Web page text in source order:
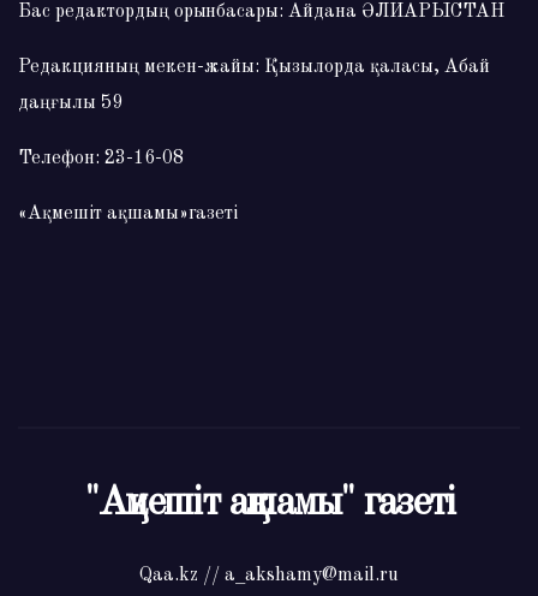
Бас редактордың орынбасары: Айдана ӘЛИАРЫСТАН
Редакцияның мекен-жайы: Қызылорда қаласы, Абай
даңғылы 59
Телефон: 23-16-08
«Ақмешіт ақшамы»газеті
"Ақмешіт ақшамы" газеті
Qaa.kz // a_akshamy@mail.ru